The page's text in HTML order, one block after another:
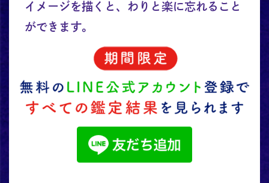
イメージを描くと、わりと楽に忘れること
ができます。